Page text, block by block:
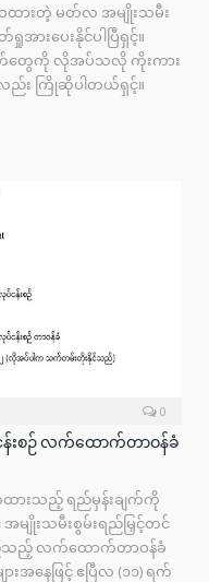
ေထားတဲ့ မတ်လ အမျိုးသမီး
ားပေးနိုင်ပါပြီရှင့်။
တွေကို လိုအပ်သလို ကိုးကား
လည်း ကြိုဆိုပါတယ်ရှင့်။
0
န်းစဉ် လက်ထောက်တာဝန်ခံ
ထားသည့် ရည်မှန်းချက်ကို
ျိုးသမီးစွမ်းရည်မြှင့်တင်
သည့် လက်ထောက်တာဝန်ခံ
အနေဖြင့် ဧပြီလ (၁၁) ရက်